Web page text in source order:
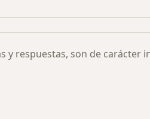
respuestas, son de carácter